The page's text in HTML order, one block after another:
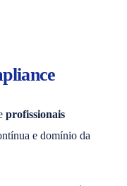
profissionais
e domínio da